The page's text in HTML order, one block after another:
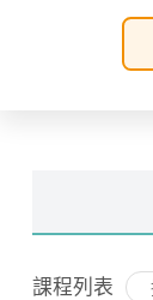
課程列表